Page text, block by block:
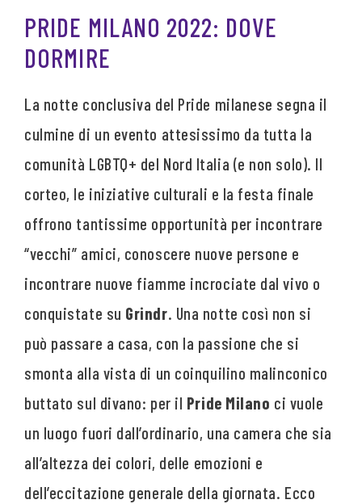
PRIDE MILANO 2022: DOVE
DORMIRE
La notte conclusiva del Pride milanese segna il
culmine di un evento attesissimo da tutta la
comunità LGBTQ+ del Nord Italia (e non solo). Il
corteo, le iniziative culturali e la festa finale
offrono tantissime opportunità per incontrare
“vecchi” amici, conoscere nuove persone e
incontrare nuove fiamme incrociate dal vivo o
conquistate su Grindr. Una notte così non si
può passare a casa, con la passione che si
smonta alla vista di un coinquilino malinconico
buttato sul divano: per il Pride Milano ci vuole
un luogo fuori dall’ordinario, una camera che sia
all’altezza dei colori, delle emozioni e
dell’eccitazione generale della giornata. Ecco